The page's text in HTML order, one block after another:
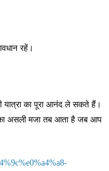
रहें।
यात्रा का पूरा आनंद ले सकते हैं।
का असली मजा तब आता है जब आप